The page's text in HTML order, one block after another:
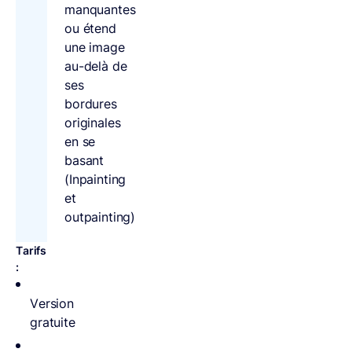
manquantes
ou étend
une image
au-delà de
ses
bordures
originales
en se
basant
(Inpainting
et
outpainting)
Tarifs
:
Version
gratuite